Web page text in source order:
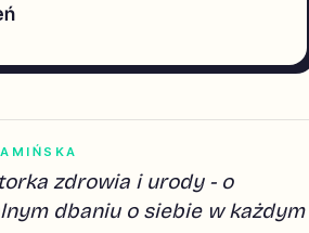
zdrowia i urody - o
dbaniu o siebie w każdym